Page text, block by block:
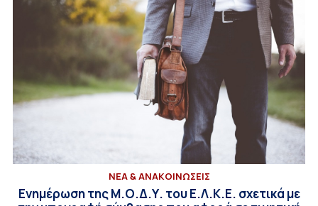
ΝΕΑ & ΑΝΑΚΟΙΝΩΣΕΙΣ
Ενημέρωση της Μ.Ο.Δ.Υ. του Ε.Λ.Κ.Ε. σχετικά με